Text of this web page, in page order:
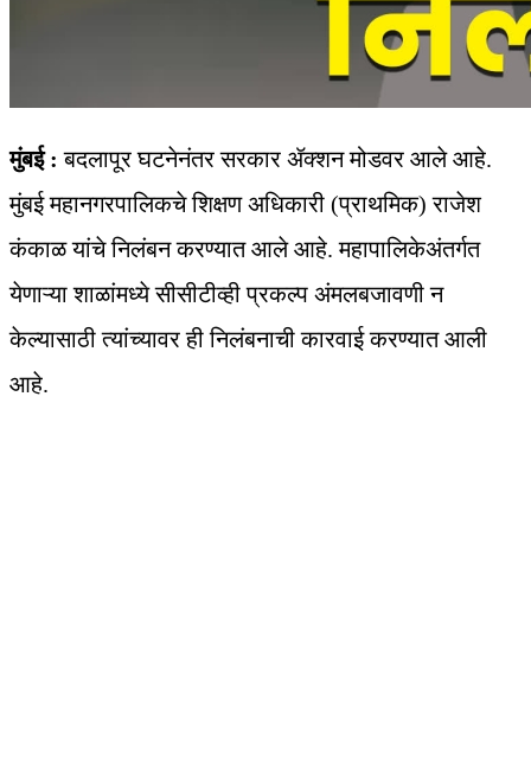
मुंबई :बदलापूर घटनेनंतर सरकार ॲक्शन मोडवर आले आहे.
मुंबई महानगरपालिकचे शिक्षण अधिकारी (प्राथमिक) राजेश
कंकाळ यांचे निलंबन करण्यात आले आहे. महापालिकेअंतर्गत
येणाऱ्या शाळांमध्ये सीसीटीव्ही प्रकल्प अंमलबजावणी न
केल्यासाठी त्यांच्यावर ही निलंबनाची कारवाई करण्यात आली
आहे.